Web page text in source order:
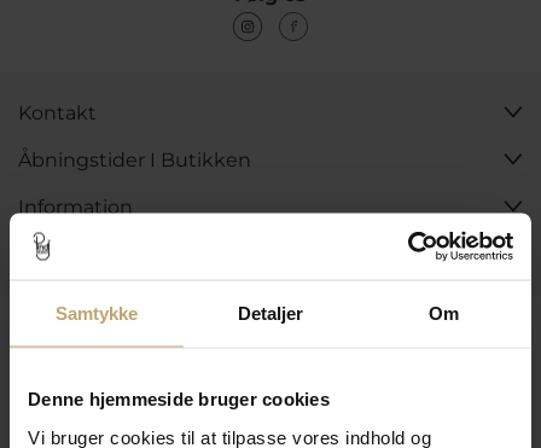
Samtykke Detaljer Om
Denne hjemmeside bruger cookies
Vi bruger cookies til at tilpasse vores indhold og
Kontakt
Åbningstider I Butikken
Information
Praktiske Sider
Leveringsmuligheder
Betalingsmuligheder